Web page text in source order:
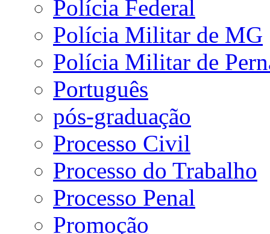
Polícia Federal
Polícia Militar de MG
Polícia Militar de
Português
pós-graduação
Processo Civil
Processo do Trabalho
Processo Penal
Promoção